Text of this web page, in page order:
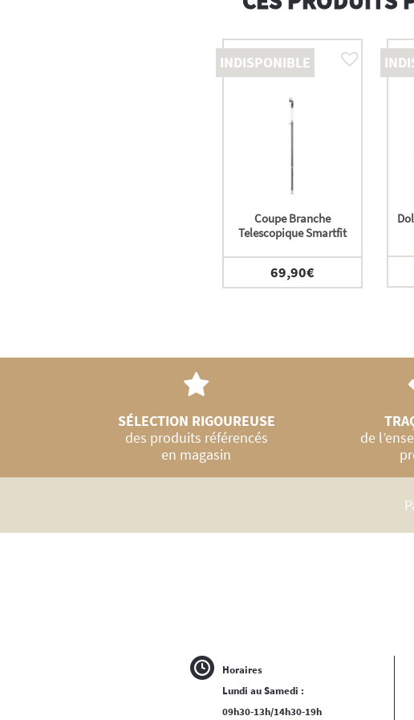
INDISPONIBLE
Coupe Branche
Telescopique Smartfit
69,90€
SÉLECTION RIGOUREUSE
des produits référencés
en magasin
de
Horaires
Lundi au Samedi :
09h30-13h/14h30-19h